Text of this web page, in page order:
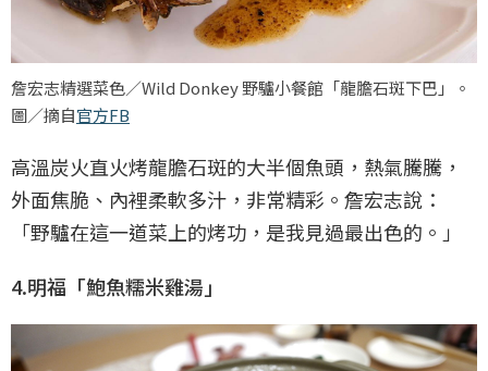
詹宏志精選菜色／Wild Donkey 野驢小餐館「龍膽石斑下巴」。
圖／摘自官方FB
高溫炭火直火烤龍膽石斑的大半個魚頭，熱氣騰騰，
外面焦脆、內裡柔軟多汁，非常精彩。詹宏志說：
「野驢在這一道菜上的烤功，是我見過最出色的。」
4.明福「鮑魚糯米雞湯」